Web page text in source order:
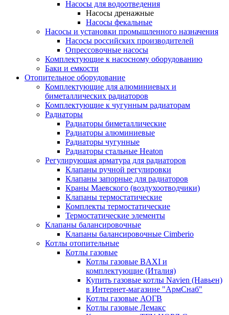
Насосы для водоотведения
Насосы дренажные
Насосы фекальные
Насосы и установки промышленного назначения
Насосы российских производителей
Опрессовочные насосы
Комплектующие к насосному оборудованию
Баки и емкости
Отопительное оборудование
Комплектующие для алюминиевых и
биметаллических радиаторов
Комплектующие к чугунным радиаторам
Радиаторы
Радиаторы биметаллические
Радиаторы алюминиевые
Радиаторы чугунные
Радиаторы стальные Heaton
Регулирующая арматура для радиаторов
Клапаны ручной регулировки
Клапаны запорные для радиаторов
Краны Маевского (воздухоотводчики)
Клапаны термостатические
Комплекты термостатические
Термостатические элементы
Клапаны балансировочные
Клапаны балансировочные Cimberio
Котлы отопительные
Котлы газовые
Котлы газовые BAXI и
комплектующие (Италия)
Купить газовые котлы Navien (Навьен)
в Интернет-магазине "АрмСнаб"
Котлы газовые АОГВ
Котлы газовые Лемакс